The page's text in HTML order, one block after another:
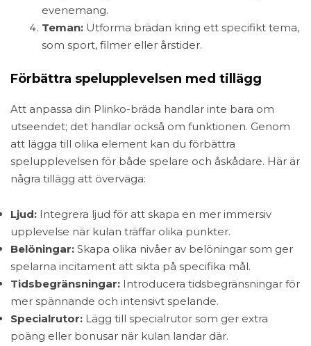
evenemang.
Teman: Utforma brädan kring ett specifikt tema,
som sport, filmer eller årstider.
Förbättra spelupplevelsen med tillägg
Att anpassa din Plinko-bräda handlar inte bara om
utseendet; det handlar också om funktionen. Genom
att lägga till olika element kan du förbättra
spelupplevelsen för både spelare och åskådare. Här är
några tillägg att överväga:
Ljud: Integrera ljud för att skapa en mer immersiv
upplevelse när kulan träffar olika punkter.
Belöningar: Skapa olika nivåer av belöningar som ger
spelarna incitament att sikta på specifika mål.
Tidsbegränsningar: Introducera tidsbegränsningar för
mer spännande och intensivt spelande.
Specialrutor: Lägg till specialrutor som ger extra
poäng eller bonusar när kulan landar där.